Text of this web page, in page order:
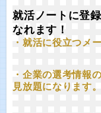
就活ノートに登
なれます！
・就活に役立つメ
・企業の選考情報
見放題になります。